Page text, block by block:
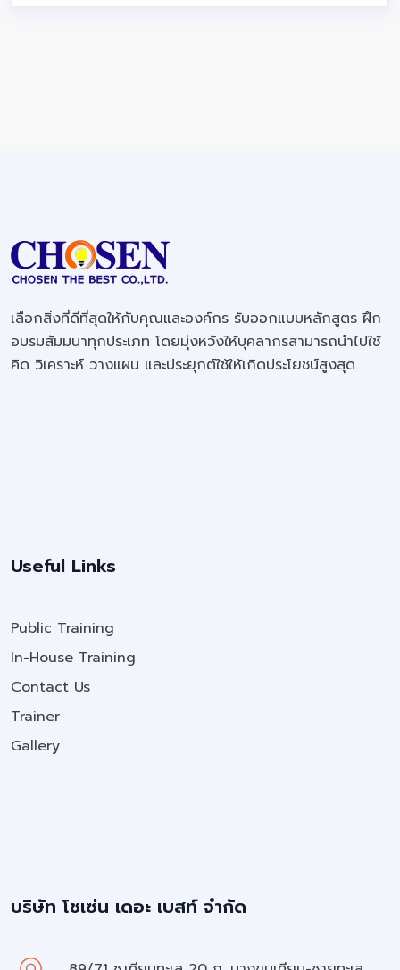
เลือกสิ่งที่ดีที่สุดให้กับคุณและองค์กร รับออกแบบหลักสูตร ฝึก
อบรมสัมมนาทุกประเภท โดยมุ่งหวังให้บุคลากรสามารถนำไปใช้
คิด วิเคราะห์ วางแผน และประยุกต์ใช้ให้เกิดประโยชน์สูงสุด
Useful Links
Public Training
In-House Training
Contact Us
Trainer
Gallery
บริษัท โชเซ่น เดอะ เบสท์ จำกัด